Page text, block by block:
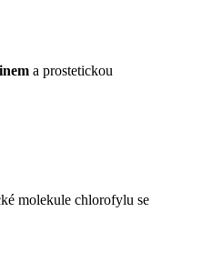
a prostetickou
molekule chlorofylu se